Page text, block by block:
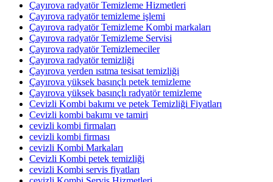
Çayırova radyatör Temizleme Hizmetleri
Çayırova radyatör temizleme işlemi
Çayırova radyatör Temizleme Kombi markaları
Çayırova radyatör Temizleme Servisi
Çayırova radyatör Temizlemeciler
Çayırova radyatör temizliği
Çayırova yerden ısıtma tesisat temizliği
Çayırova yüksek basınçlı petek temizleme
Çayırova yüksek basınçlı radyatör temizleme
Cevizli Kombi bakımı ve petek Temizliği Fiyatları
Cevizli kombi bakımı ve tamiri
cevizli kombi firmaları
cevizli kombi firması
cevizli Kombi Markaları
Cevizli Kombi petek temizliği
cevizli Kombi servis fiyatları